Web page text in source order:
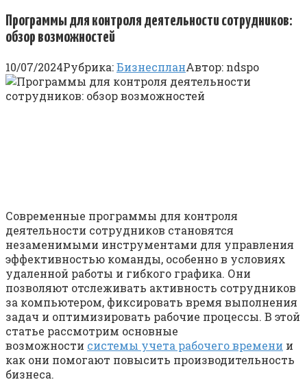
Программы для контроля деятельности сотрудников:
обзор возможностей
10/07/2024Рубрика:БизнеспланАвтор: ndspo
Современные программы для контроля
деятельности сотрудников становятся
незаменимыми инструментами для управления
эффективностью команды, особенно в условиях
удаленной работы и гибкого графика. Они
позволяют отслеживать активность сотрудников
за компьютером, фиксировать время выполнения
задач и оптимизировать рабочие процессы. В этой
статье рассмотрим основные
возможности системы учета рабочего времени и
как они помогают повысить производительность
бизнеса.